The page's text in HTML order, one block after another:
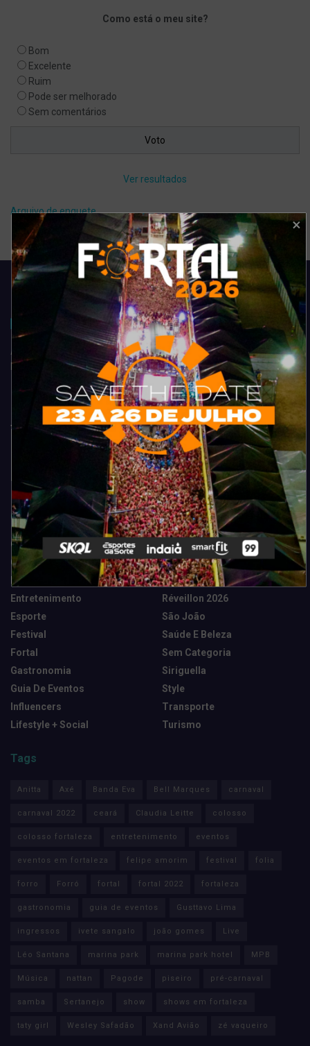
Como está o meu site?
Bom
Excelente
Ruim
Pode ser melhorado
Sem comentários
Ver resultados
Arquivo de enquete
Acompanhe todas as novidades do entretenimento na região de
Fortaleza. Dicas, promoções, coberturas exclusivas e muito mais.
Categorias
Camarote Vip Junino
Cidade
Destaques
Entretenimento
Esporte
Festival
Fortal
Gastronomia
Guia De Eventos
Influencers
Lifestyle + Social
Marketing E Negócios
Música
News Tech
Réveillon 2026
São João
Saúde E Beleza
Sem Categoria
Siriguella
Style
Transporte
Turismo
Tags
Anitta Axé Banda Eva Bell Marques carnaval
carnaval 2022 ceará Claudia Leitte colosso
colosso fortaleza entretenimento eventos
eventos em fortaleza felipe amorim festival folia
forro Forró fortal fortal 2022 fortaleza
gastronomia guia de eventos Gusttavo Lima
ingressos ivete sangalo joão gomes Live
Léo Santana marina park marina park hotel MPB
Música nattan Pagode piseiro pré-carnaval
samba Sertanejo show shows em fortaleza
taty girl Wesley Safadão Xand Avião zé vaqueiro